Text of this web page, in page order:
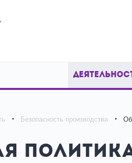
Безопасность производства